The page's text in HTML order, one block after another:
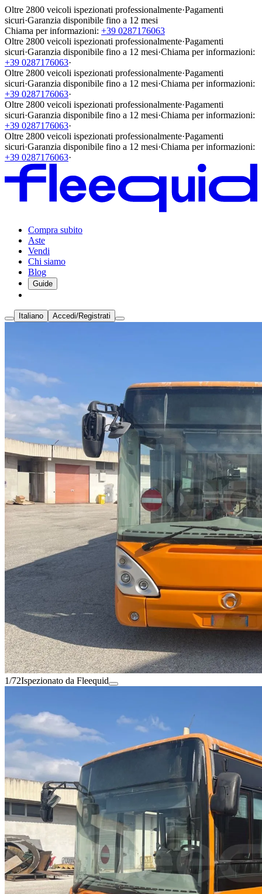
Oltre 2800 veicoli ispezionati professionalmente·Pagamenti
sicuri·Garanzia disponibile fino a 12 mesi
Chiama per informazioni: +39 0287176063
Oltre 2800 veicoli ispezionati professionalmente·Pagamenti
sicuri·Garanzia disponibile fino a 12 mesi·Chiama per informazioni:
+39 0287176063·
Oltre 2800 veicoli ispezionati professionalmente·Pagamenti
sicuri·Garanzia disponibile fino a 12 mesi·Chiama per informazioni:
+39 0287176063·
Oltre 2800 veicoli ispezionati professionalmente·Pagamenti
sicuri·Garanzia disponibile fino a 12 mesi·Chiama per informazioni:
+39 0287176063·
Oltre 2800 veicoli ispezionati professionalmente·Pagamenti
sicuri·Garanzia disponibile fino a 12 mesi·Chiama per informazioni:
+39 0287176063·
Compra subito
Aste
Vendi
Chi siamo
Blog
Guide
Italiano Accedi/Registrati
1/72Ispezionato da Fleequid